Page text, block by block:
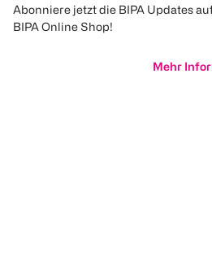
Abonniere jetzt die BIPA Updates
BIPA Online Shop!
Mehr